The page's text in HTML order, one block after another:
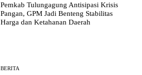
Pemkab Tulungagung Antisipasi Krisis
Pangan, GPM Jadi Benteng Stabilitas
Harga dan Ketahanan Daerah
BERITA